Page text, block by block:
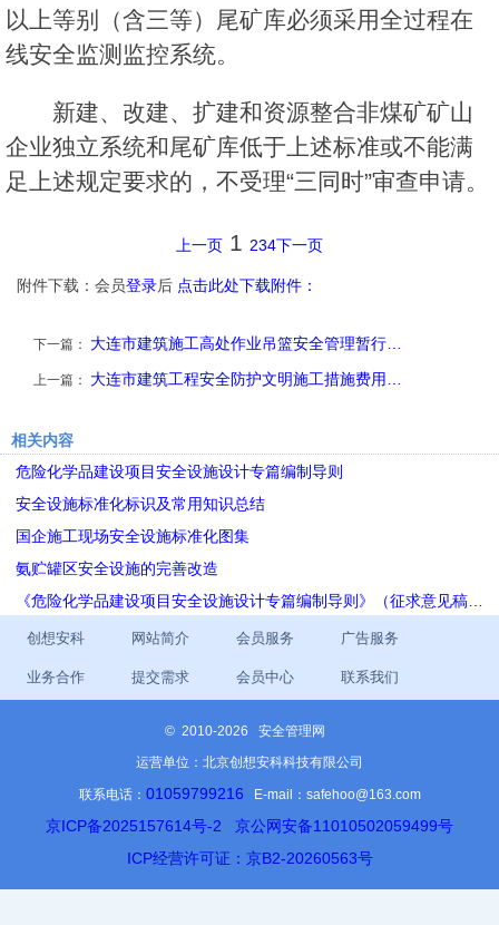
以上等别（含三等）尾矿库必须采用全过程在
线安全监测监控系统。
新建、改建、扩建和资源整合非煤矿矿山
企业独立系统和尾矿库低于上述标准或不能满
足上述规定要求的，不受理“三同时”审查申请。
上一页 1 234下一页
附件下载：会员登录后 点击此处下载附件：
下一篇： 大连市建筑施工高处作业吊篮安全管理暂行…
上一篇： 大连市建筑工程安全防护文明施工措施费用…
相关内容
危险化学品建设项目安全设施设计专篇编制导则
安全设施标准化标识及常用知识总结
国企施工现场安全设施标准化图集
氨贮罐区安全设施的完善改造
《危险化学品建设项目安全设施设计专篇编制导则》（征求意见稿…
创想安科 网站简介 会员服务 广告服务
业务合作 提交需求 会员中心 联系我们
© 2010-2026 安全管理网
运营单位：北京创想安科科技有限公司
联系电话： 01059799216 E-mail：safehoo@163.com
京ICP备2025157614号-2
京公网安备11010502059499号
ICP经营许可证：京B2-20260563号